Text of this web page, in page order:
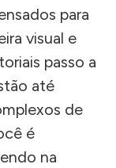
para
visual e
passo a
até
de
é
na